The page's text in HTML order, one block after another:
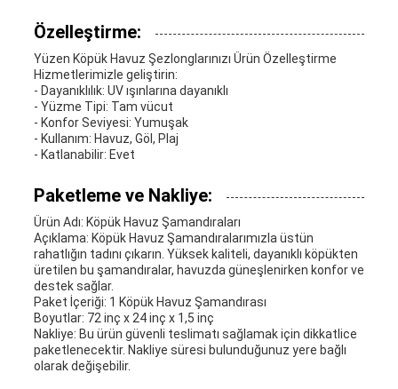
Özelleştirme:
Yüzen Köpük Havuz Şezlonglarınızı Ürün Özelleştirme
Hizmetlerimizle geliştirin:
- Dayanıklılık: UV ışınlarına dayanıklı
- Yüzme Tipi: Tam vücut
- Konfor Seviyesi: Yumuşak
- Kullanım: Havuz, Göl, Plaj
- Katlanabilir: Evet
Paketleme ve Nakliye:
Ürün Adı: Köpük Havuz Şamandıraları
Açıklama: Köpük Havuz Şamandıralarımızla üstün
rahatlığın tadını çıkarın. Yüksek kaliteli, dayanıklı köpükten
üretilen bu şamandıralar, havuzda güneşlenirken konfor ve
destek sağlar.
Paket İçeriği: 1 Köpük Havuz Şamandırası
Boyutlar: 72 inç x 24 inç x 1,5 inç
Nakliye: Bu ürün güvenli teslimatı sağlamak için dikkatlice
paketlenecektir. Nakliye süresi bulunduğunuz yere bağlı
olarak değişebilir.